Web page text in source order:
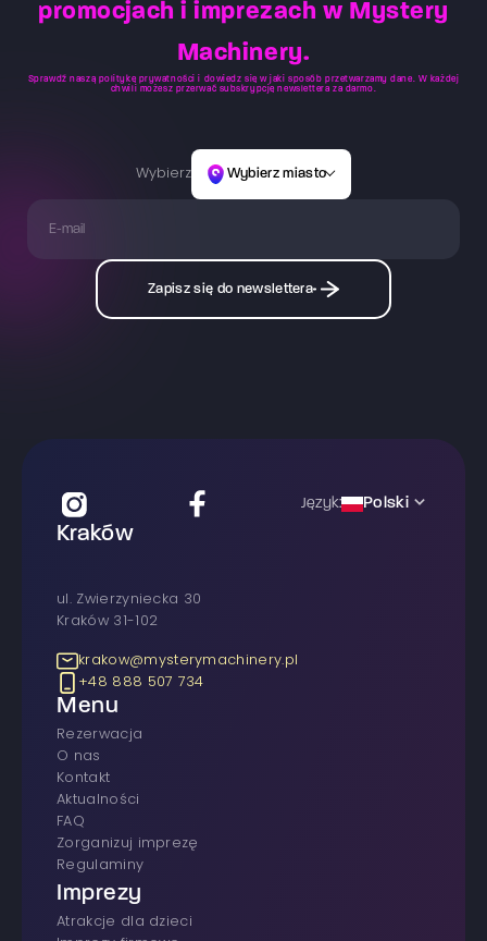
promocjach i imprezach w Mystery
Machinery.
Sprawdź naszą politykę prywatności
i dowiedz się w jaki sposób przetwarzamy dane. W każdej
chwili możesz przerwać subskrypcję newslettera za darmo.
Wybierz Wybierz miasto
Zapisz się do newslettera
Język: Polski
Kraków
ul. Zwierzyniecka 30
Kraków 31-102
krakow@mysterymachinery.pl
+48 888 507 734
Menu
rezerwacja
O nas
Kontakt
Aktualności
FAQ
Zorganizuj imprezę
Regulaminy
Imprezy
atrakcje dla dzieci